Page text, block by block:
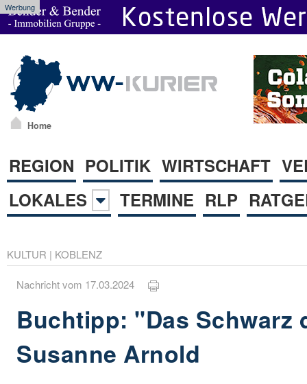
Werbung
Home
REGION POLITIK WIRTSCHAFT
LOKALES
TERMINE RLP
KULTUR | KOBLENZ
Nachricht vom 17.03.2024
Buchtipp: "Das Schwarz
Susanne Arnold